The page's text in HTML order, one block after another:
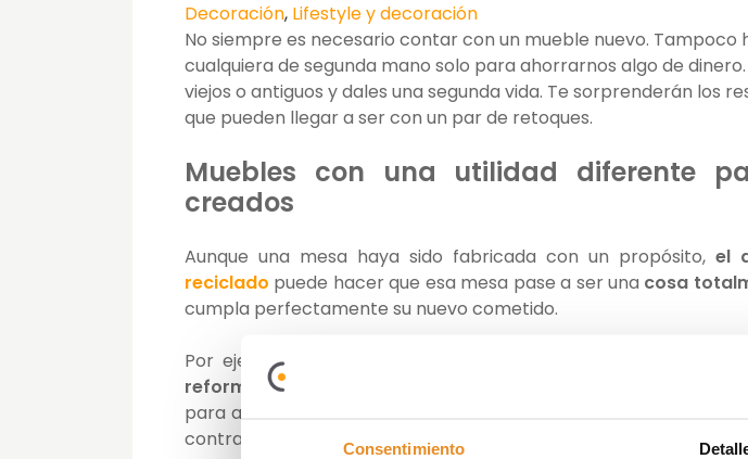
Consentimiento
Decoración, Lifestyle y decoración
No siempre es necesario contar con un mueble nuevo.
cualquiera de segunda mano solo para ahorrarnos algo de
viejos o antiguos y dales una segunda vida. Te sorprenderán los
que pueden llegar a ser con un par de retoques.
Muebles con una utilidad diferente
creados
Aunque una mesa haya sido fabricada con un propósito, el
reciclado puede hacer que esa mesa pase a ser una cosa
cumpla perfectamente su nuevo cometido.
Por ejemplo el
reformado. Al tener varios cajones y baldas para diferentes
para alargar la zona utilizable y una escuadra para sostener el
contra la pared, ya tenemos un